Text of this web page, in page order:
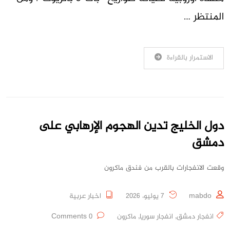
المنتظر …
الاستمرار بالقراءة
دول الخليج تدين الهجوم الإرهابي على
دمشق
وقعت الانفجارات بالقرب من فندق ماكرون
mabdo
اخبار عربية
انفجار دمشق, انفجار سوريا, ماكرون